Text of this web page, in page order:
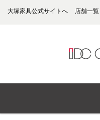
大塚家具公式サイトへ 店舗一覧